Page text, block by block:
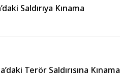
Saldırıya Kınama
Terör Saldırısına Kınama